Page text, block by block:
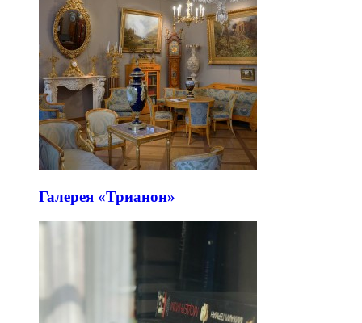
Галерея «Трианон»